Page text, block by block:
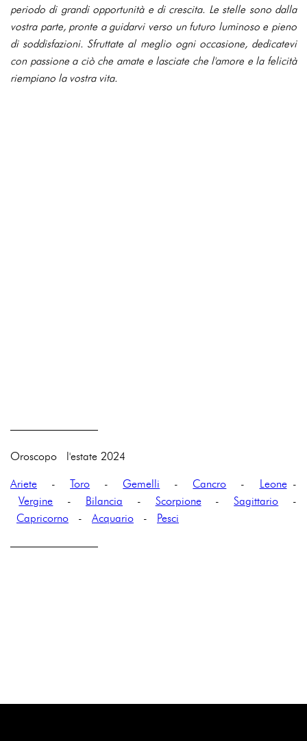
periodo di grandi opportunità e di crescita. Le stelle sono dalla
vostra parte, pronte a guidarvi verso un futuro luminoso e pieno
di soddisfazioni. Sfruttate al meglio ogni occasione, dedicatevi
con passione a ciò che amate e lasciate che l'amore e la felicità
riempiano la vostra vita.
————————
Oroscopo l'estate 2024
Ariete -Toro - Gemelli - Cancro - Leone-
Vergine - Bilancia - Scorpione-Sagittario -
Capricorno - Acquario - Pesci
————————